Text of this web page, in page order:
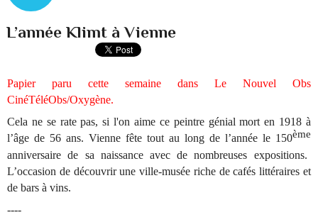
L’année Klimt à Vienne
Papier paru cette semaine dans Le Nouvel Obs
CinéTéléObs/Oxygène.
Cela ne se rate pas, si l'on aime ce peintre génial mort en 1918 à
l’âge de 56 ans. Vienne fête tout au long de l’année le 150ème
anniversaire de sa naissance avec de nombreuses expositions.
L’occasion de découvrir une ville-musée riche de cafés littéraires et
de bars à vins.
----